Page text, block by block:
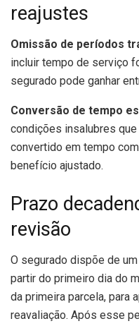
reajustes
Omissão de períodos
incluir tempo de serviço
segurado pode ganhar
Conversão de tempo
condições insalubres
convertido em tempo
benefício ajustado.
Prazo
revisão
O segurado dispõe de
partir do primeiro dia do
da primeira parcela, para
reavaliação. Após esse